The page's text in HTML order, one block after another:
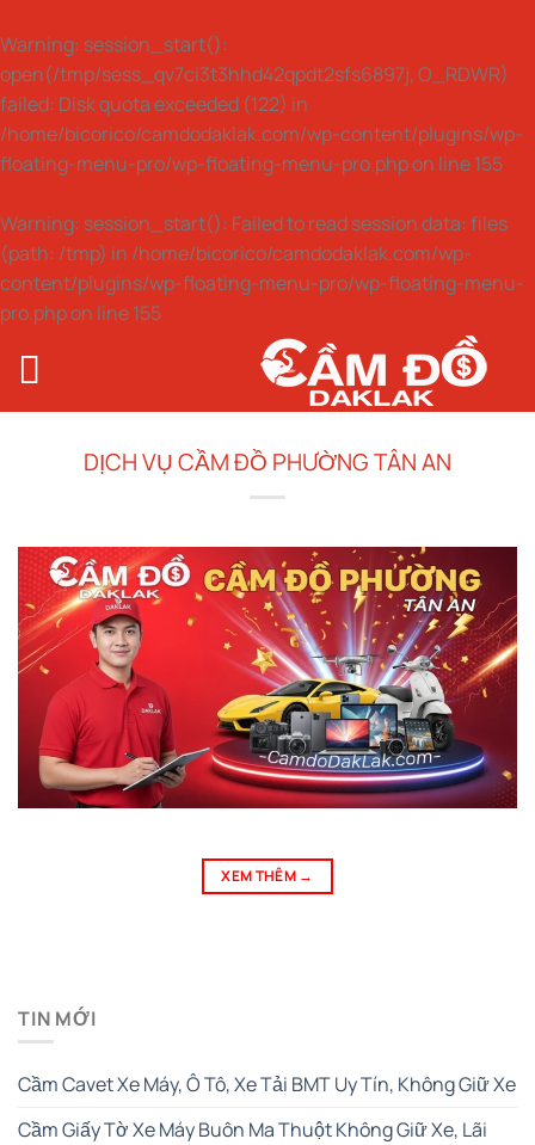
Warning: session_start():
open(/tmp/sess_qv7ci3t3hhd42qpdt2sfs6897j, O_RDWR)
failed: Disk quota exceeded (122) in
/home/bicorico/camdodaklak.com/wp-content/plugins/wp-
floating-menu-pro/wp-floating-menu-pro.phpon line155
Warning: session_start(): Failed to read session data: files
(path: /tmp) in /home/bicorico/camdodaklak.com/wp-
content/plugins/wp-floating-menu-pro/wp-floating-menu-
pro.phpon line155
DỊCH VỤ CẦM ĐỒ PHƯỜNG TÂN AN
XEM THÊM →
TIN MỚI
Cầm Cavet Xe Máy, Ô Tô, Xe Tải BMT Uy Tín, Không Giữ Xe
Cầm Giấy Tờ Xe Máy Buôn Ma Thuột Không Giữ Xe, Lãi